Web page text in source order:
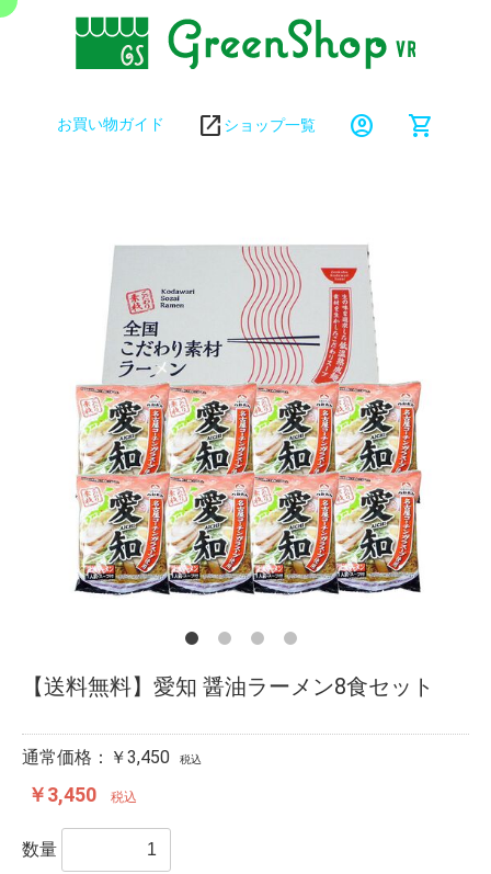
お買い物ガイド open_in_new ショップ一覧 account_circle shopping_cart
【送料無料】愛知 醤油ラーメン8食セット
通常価格：￥3,450 税込
￥3,450 税込
数量